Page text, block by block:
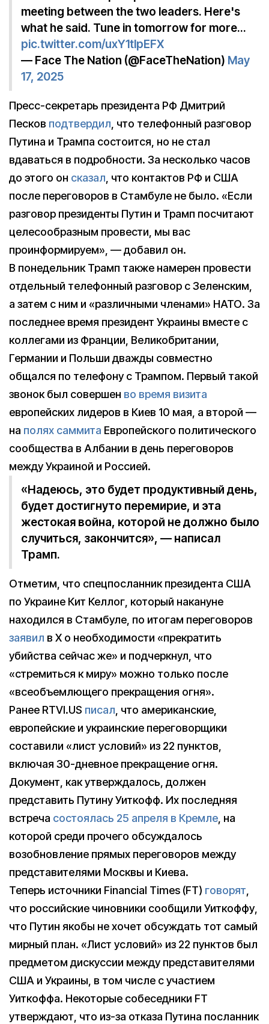
meeting between the two leaders. Here's
what he said. Tune in tomorrow for more…
pic.twitter.com/uxY1tlpEFX
— Face The Nation (@FaceTheNation) May
17, 2025
Пресс-секретарь президента РФ Дмитрий
Песков подтвердил, что телефонный разговор
Путина и Трампа состоится, но не стал
вдаваться в подробности. За несколько часов
до этого он сказал, что контактов РФ и США
после переговоров в Стамбуле не было. «Если
разговор президенты Путин и Трамп посчитают
целесообразным провести, мы вас
проинформируем», — добавил он.
В понедельник Трамп также намерен провести
отдельный телефонный разговор с Зеленским,
а затем с ним и «различными членами» НАТО. За
последнее время президент Украины вместе с
коллегами из Франции, Великобритании,
Германии и Польши дважды совместно
общался по телефону с Трампом. Первый такой
звонок был совершен во время визита
европейских лидеров в Киев 10 мая, а второй —
на полях саммита Европейского политического
сообщества в Албании в день переговоров
между Украиной и Россией.
«Надеюсь, это будет продуктивный день,
будет достигнуто перемирие, и эта
жестокая война, которой не должно было
случиться, закончится», — написал
Трамп.
Отметим, что спецпосланник президента США
по Украине Кит Келлог, который накануне
находился в Стамбуле, по итогам переговоров
заявил в X о необходимости «прекратить
убийства сейчас же» и подчеркнул, что
«стремиться к миру» можно только после
«всеобъемлющего прекращения огня».
Ранее RTVI.US писал, что американские,
европейские и украинские переговорщики
составили «лист условий» из 22 пунктов,
включая 30-дневное прекращение огня.
Документ, как утверждалось, должен
представить Путину Уиткофф. Их последняя
встреча состоялась 25 апреля в Кремле, на
которой среди прочего обсуждалось
возобновление прямых переговоров между
представителями Москвы и Киева.
Теперь источники Financial Times (FT) говорят,
что российские чиновники сообщили Уиткоффу,
что Путин якобы не хочет обсуждать тот самый
мирный план. «Лист условий» из 22 пунктов был
предметом дискуссии между представителями
США и Украины, в том числе с участием
Уиткоффа. Некоторые собеседники FT
утверждают, что из-за отказа Путина посланник